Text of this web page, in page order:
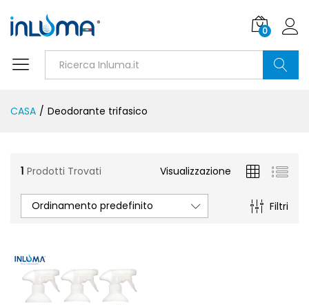
0
CASA / Deodorante trifasico
1 Prodotti Trovati Visualizzazione
Filtri
Ordinamento predefinito